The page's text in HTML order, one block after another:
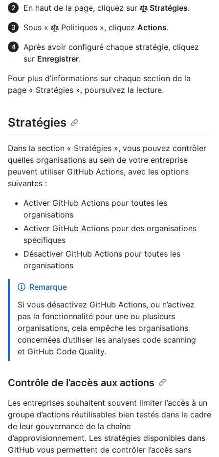
En haut de la page, cliquez sur
Stratégies.
Sous «
Politiques », cliquez Actions.
Après avoir configuré chaque stratégie, cliquez
sur Enregistrer.
Pour plus d’informations sur chaque section de la
page « Stratégies », poursuivez la lecture.
Stratégies
Dans la section « Stratégies », vous pouvez contrôler
quelles organisations au sein de votre entreprise
peuvent utiliser GitHub Actions, avec les options
suivantes :
Activer GitHub Actions pour toutes les
organisations
Activer GitHub Actions pour des organisations
spécifiques
Désactiver GitHub Actions pour toutes les
organisations
Remarque
Si vous désactivez GitHub Actions, ou n’activez
pas la fonctionnalité pour une ou plusieurs
organisations, cela empêche les organisations
concernées d’utiliser les analyses code scanning
et GitHub Code Quality.
Contrôle de l’accès aux actions
Les entreprises souhaitent souvent limiter l’accès à un
groupe d’actions réutilisables bien testés dans le cadre
de leur gouvernance de la chaîne
d’approvisionnement. Les stratégies disponibles dans
GitHub vous permettent de contrôler l’accès sans